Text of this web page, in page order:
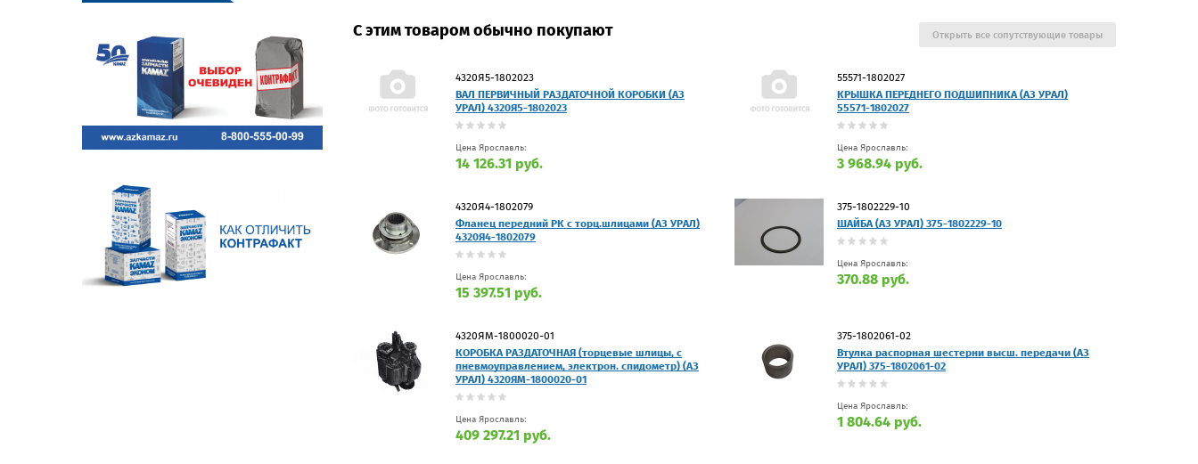
С этим товаром обычно покупают
4320Я5-1802023
ВАЛ ПЕРВИЧНЫЙ РАЗДАТОЧНОЙ КОРОБКИ (АЗ
УРАЛ) 4320Я5-1802023
Цена Ярославль:
14 126.31 руб.
55571-1802027
КРЫШКА ПЕРЕДНЕГО ПОДШИПНИКА (АЗ УРАЛ)
55571-1802027
Цена Ярославль:
3 968.94 руб.
4320Я4-1802079
Фланец передний РК с торц.шлицами (АЗ УРАЛ)
4320Я4-1802079
Цена Ярославль:
15 397.51 руб.
375-1802229-10
ШАЙБА (АЗ УРАЛ) 375-1802229-10
Цена Ярославль:
370.88 руб.
4320ЯМ-1800020-01
КОРОБКА РАЗДАТОЧНАЯ (торцевые шлицы, с
пневмоуправлением, электрон. спидометр) (АЗ
УРАЛ) 4320ЯМ-1800020-01
Цена Ярославль:
409 297.21 руб.
375-1802061-02
Втулка распорная шестерни высш. передачи (АЗ
УРАЛ) 375-1802061-02
Цена Ярославль:
1 804.64 руб.
Открыть все сопутствующие товары